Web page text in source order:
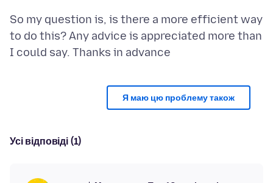
So my question is, is there a more efficient way
to do this? Any advice is appreciated more than
Я маю цю проблему також
Усі відповіді (1)